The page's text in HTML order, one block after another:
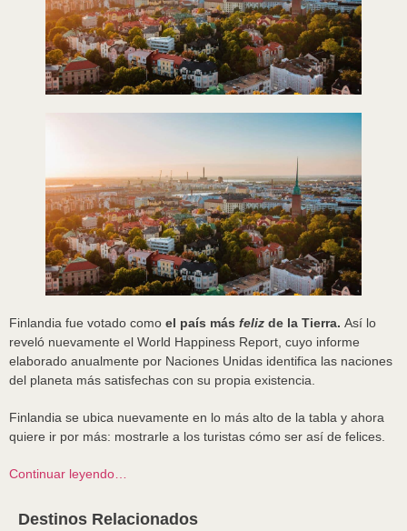
Finlandia fue votado como el país más feliz de la Tierra. Así lo
reveló nuevamente el World Happiness Report, cuyo informe
elaborado anualmente por Naciones Unidas identifica las naciones
del planeta más satisfechas con su propia existencia.
Finlandia se ubica nuevamente en lo más alto de la tabla y ahora
quiere ir por más: mostrarle a los turistas cómo ser así de felices.
Continuar leyendo…
Destinos Relacionados